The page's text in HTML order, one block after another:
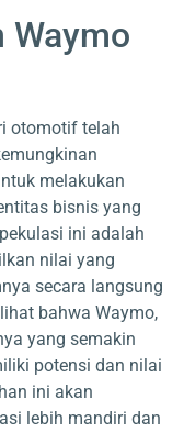
Waymo
otomotif telah
melakukan
bisnis yang
ini adalah
nilai yang
secara langsung
bahwa Waymo,
yang semakin
potensi dan nilai
ini akan
lebih mandiri dan